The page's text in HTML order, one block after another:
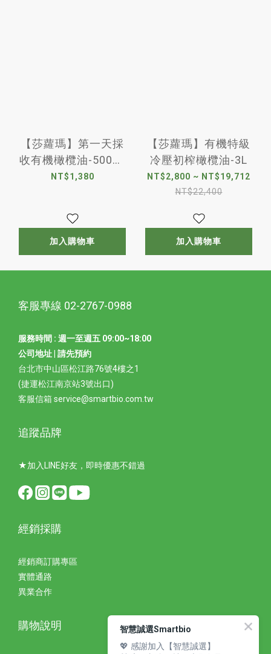
【莎蘿瑪】第一天採
收有機橄欖油-500ml
(盒裝)
NT$1,380
加入購物車
【莎蘿瑪】有機特級
冷壓初榨橄欖油-3L
NT$2,800 ~ NT$19,712
NT$22,400
加入購物車
客服專線 02-2767-0988
服務時間 : 週一至週五 09:00~18:00
公司地址 | 請先預約
台北市中山區松江路76號4樓之1
(捷運松江南京站3號出口)
客服信箱 service@smartbio.com.tw
追蹤品牌
★加入LINE好友，即時優惠不錯過
經銷採購
經銷商訂購專區
實體通路
異業合作
購物說明 智慧誠選Smartbio
💖 感謝加入【智慧誠選】